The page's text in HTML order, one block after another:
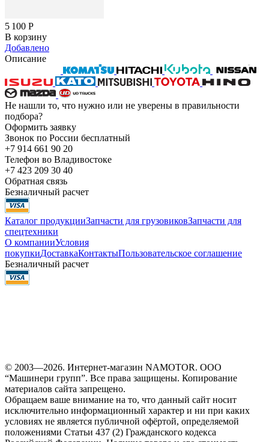
5 100 Р
В корзину
Добавлено
Описание
Не нашли то, что нужно или не уверены в правильности
подбора?
Оформить заявку
Звонок по России бесплатный
+7 914 661 90 20
Телефон во Владивостоке
+7 423 209 30 40
Обратная связь
Безналичный расчет
Каталог продукцииЗапчасти для грузовиковЗапчасти для
спецтехники
О компанииУсловия
покупкиДоставкаКонтактыПользовательское соглашение
Безналичный расчет
© 2003—2026. Интернет-магазин NAMOTOR. ООО
“Машинери групп”. Все права защищены. Копирование
материалов сайта запрещено.
Обращаем ваше внимание на то, что данный сайт носит
исключительно информационный характер и ни при каких
условиях не является публичной офёртой, определяемой
положениями Статьи 437 (2) Гражданского кодекса